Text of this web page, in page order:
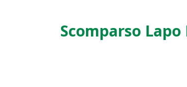
Scomparso